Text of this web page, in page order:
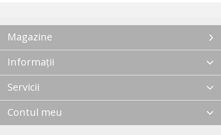
Magazine
Informații
Servicii
Contul meu